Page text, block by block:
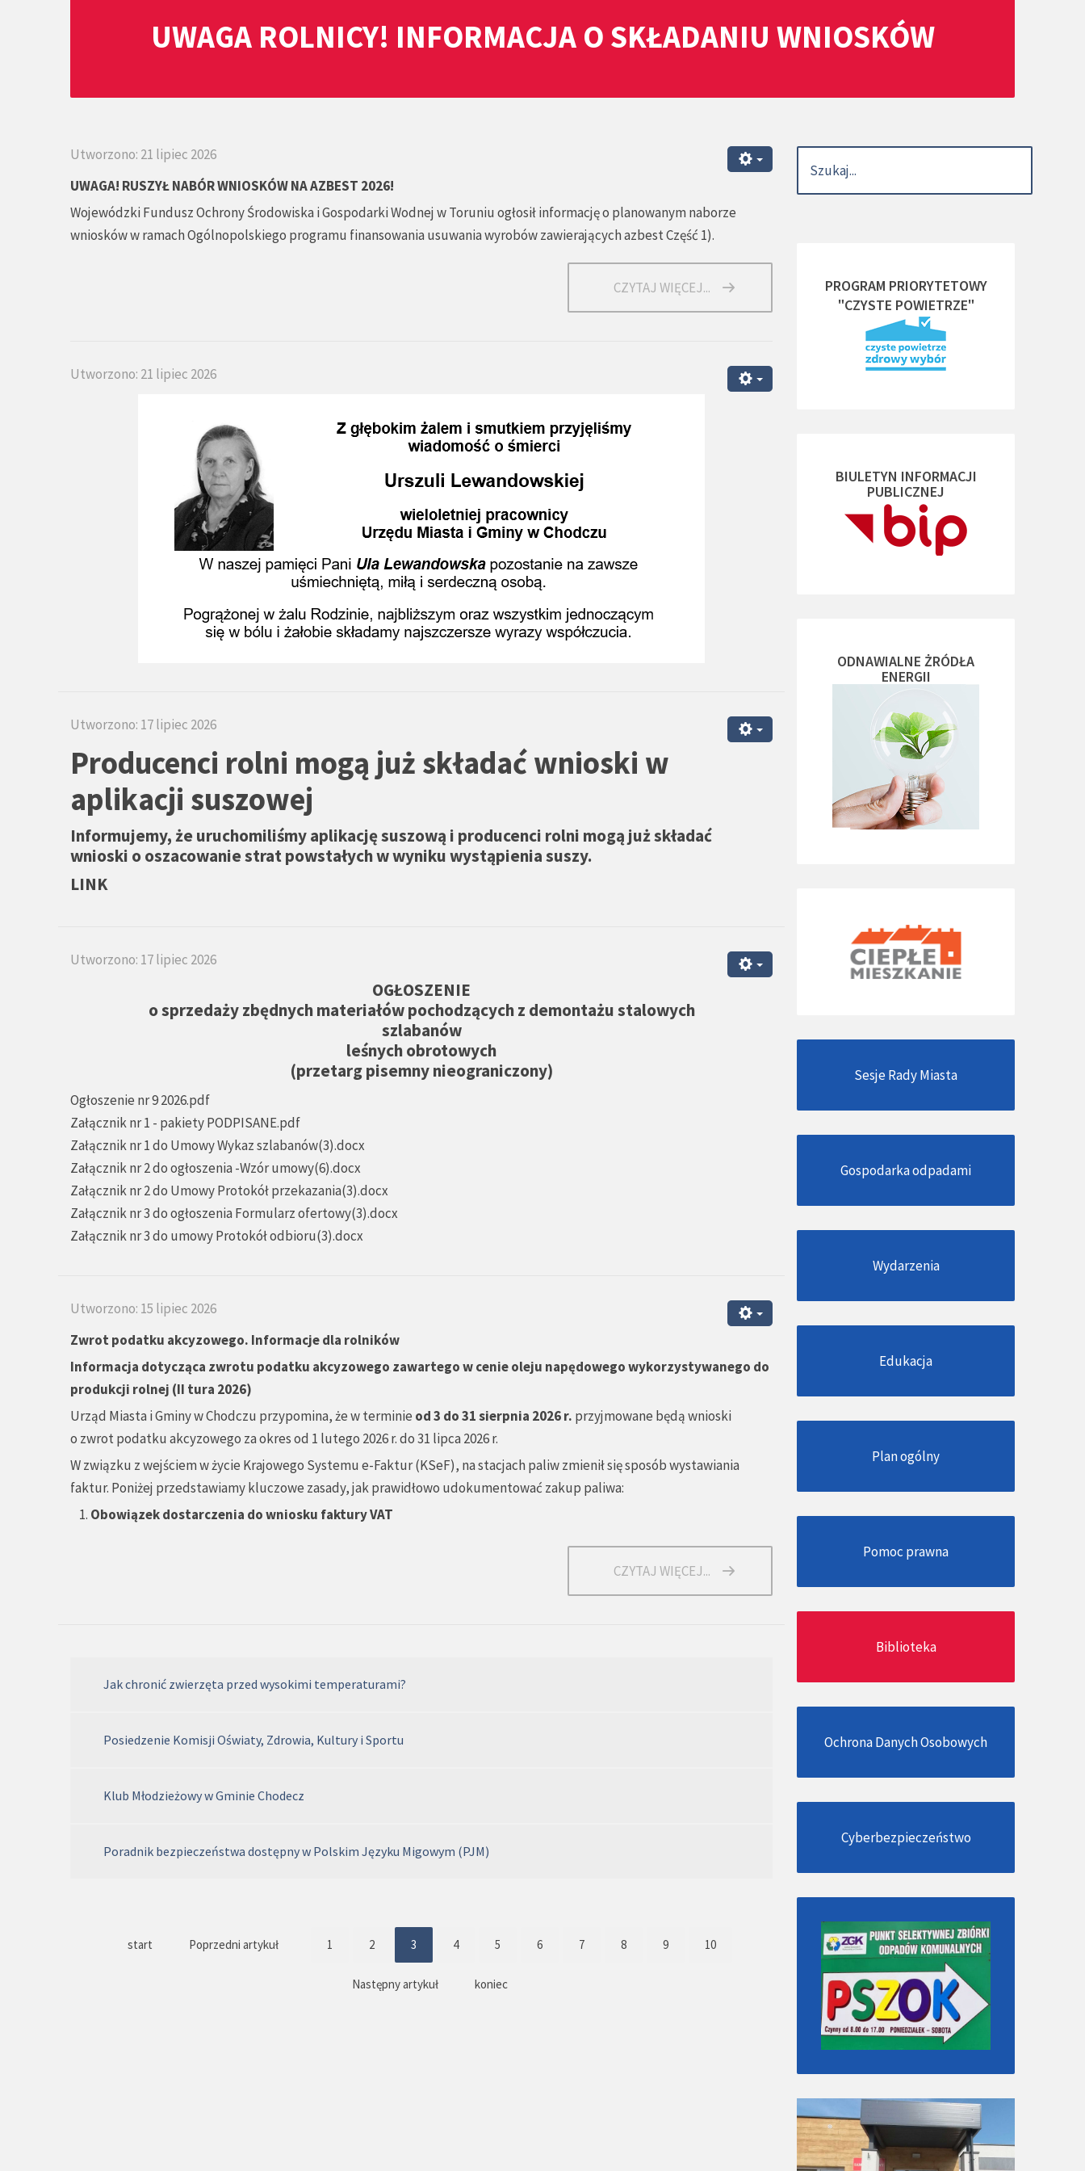
UWAGA ROLNICY! INFORMACJA O SKŁADANIU WNIOSKÓW
Utworzono: 21 lipiec 2026
UWAGA! RUSZYŁ NABÓR WNIOSKÓW NA AZBEST 2026!
Wojewódzki Fundusz Ochrony Środowiska i Gospodarki Wodnej w Toruniu ogłosił informację o planowanym naborze
wniosków w ramach Ogólnopolskiego programu finansowania usuwania wyrobów zawierających azbest Część 1).
CZYTAJ WIĘCEJ...
Utworzono: 21 lipiec 2026
Utworzono: 17 lipiec 2026
Producenci rolni mogą już składać wnioski w
aplikacji suszowej
Informujemy, że uruchomiliśmy aplikację suszową i producenci rolni mogą już składać
wnioski o oszacowanie strat powstałych w wyniku wystąpienia suszy.
LINK
Utworzono: 17 lipiec 2026
OGŁOSZENIE
o sprzedaży zbędnych materiałów pochodzących z demontażu stalowych
szlabanów
leśnych obrotowych
(przetarg pisemny nieograniczony)
Ogłoszenie nr 9 2026.pdf
Załącznik nr 1 - pakiety PODPISANE.pdf
Załącznik nr 1 do Umowy Wykaz szlabanów(3).docx
Załącznik nr 2 do ogłoszenia -Wzór umowy(6).docx
Załącznik nr 2 do Umowy Protokół przekazania(3).docx
Załącznik nr 3 do ogłoszenia Formularz ofertowy(3).docx
Załącznik nr 3 do umowy Protokół odbioru(3).docx
Utworzono: 15 lipiec 2026
Zwrot podatku akcyzowego. Informacje dla rolników
Informacja dotycząca zwrotu podatku akcyzowego zawartego w cenie oleju napędowego wykorzystywanego do
produkcji rolnej (II tura 2026)
Urząd Miasta i Gminy w Chodczu przypomina, że w terminie od 3 do 31 sierpnia 2026 r. przyjmowane będą wnioski
o zwrot podatku akcyzowego za okres od 1 lutego 2026 r. do 31 lipca 2026 r.
W związku z wejściem w życie Krajowego Systemu e-Faktur (KSeF), na stacjach paliw zmienił się sposób wystawiania
faktur. Poniżej przedstawiamy kluczowe zasady, jak prawidłowo udokumentować zakup paliwa:
Obowiązek dostarczenia do wniosku faktury VAT
CZYTAJ WIĘCEJ...
Jak chronić zwierzęta przed wysokimi temperaturami?
Posiedzenie Komisji Oświaty, Zdrowia, Kultury i Sportu
Klub Młodzieżowy w Gminie Chodecz
Poradnik bezpieczeństwa dostępny w Polskim Języku Migowym (PJM)
start Poprzedni artykuł 1 2 3 4 5 6 7 8 9 10
Następny artykuł koniec
PROGRAM PRIORYTETOWY
"CZYSTE POWIETRZE"
BIULETYN INFORMACJI
PUBLICZNEJ
ODNAWIALNE ŻRÓDŁA
ENERGII
Sesje Rady Miasta
Gospodarka odpadami
Wydarzenia
Edukacja
Plan ogólny
Pomoc prawna
Biblioteka
Ochrona Danych Osobowych
Cyberbezpieczeństwo